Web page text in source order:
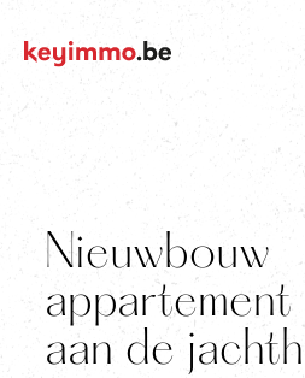
Nieuwbouw
appartement
aan de